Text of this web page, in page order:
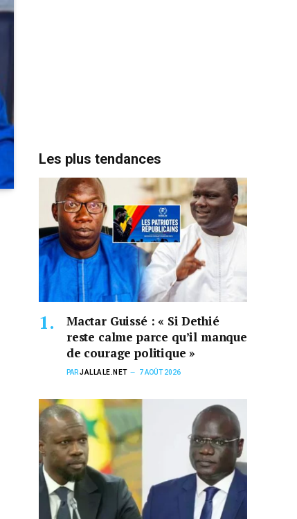
Les plus tendances
Mactar Guissé : « Si Dethié
reste calme parce qu’il manque
de courage politique »
PARJALLALE.NET 7 AOÛT 2026